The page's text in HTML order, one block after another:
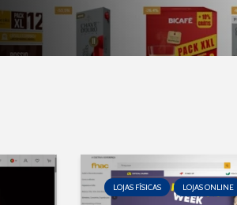
LOJAS FÍSICAS LOJAS ONLINE